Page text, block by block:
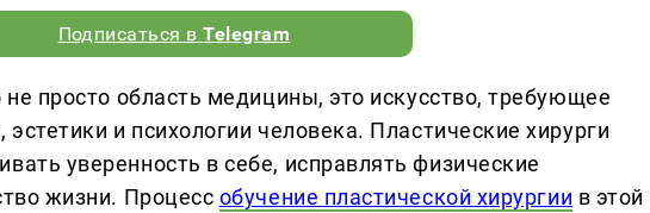
Подписаться вTelegram
просто область медицины, это искусство, требующее
и психологии человека. Пластические хирурги
уверенность в себе, исправлять физические
жизни. Процесс обучение пластической хирургии в этой